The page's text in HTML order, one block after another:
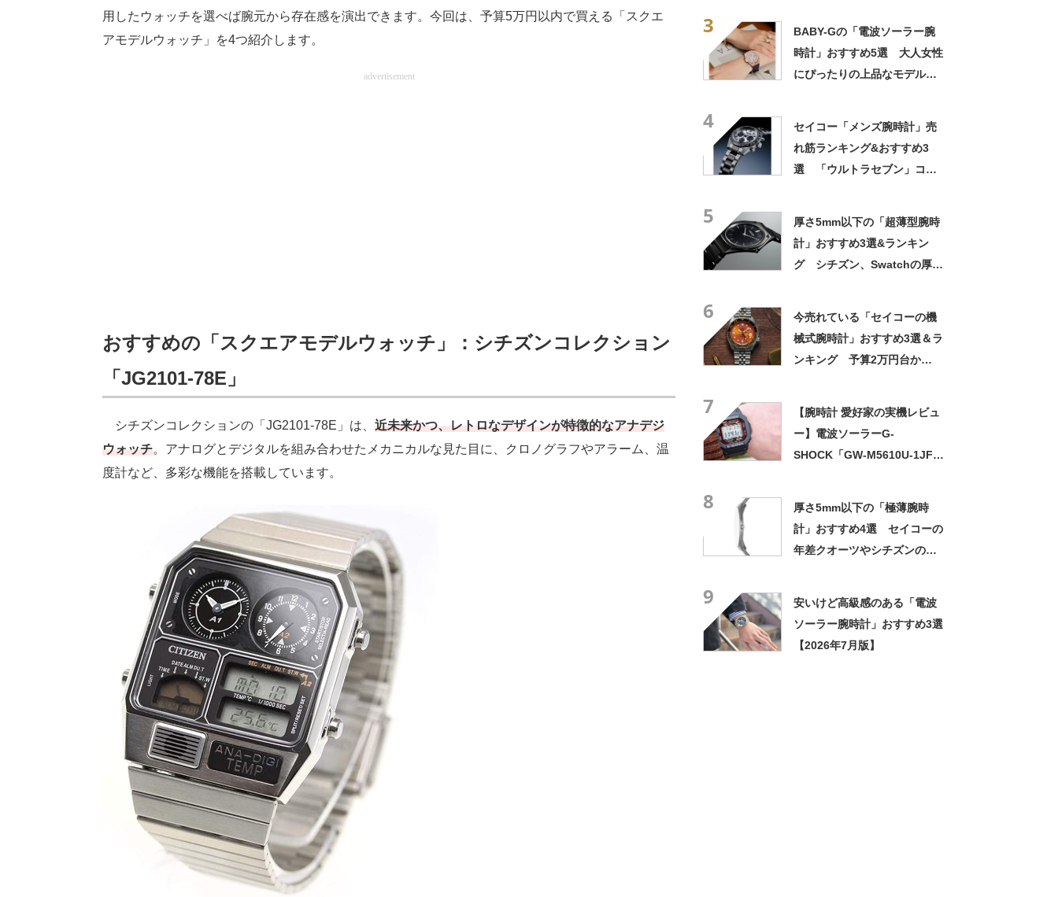
用したウォッチを選べば腕元から存在感を演出できます。今回は、予算5万円以内で買える「スクエ
アモデルウォッチ」を4つ紹介します。
advertisement
おすすめの「スクエアモデルウォッチ」：シチズンコレクション
「JG2101-78E」
シチズンコレクションの「JG2101-78E」は、 近未来かつ、レトロなデザインが特徴的なアナデジ
ウォッチ。アナログとデジタルを組み合わせたメカニカルな見た目に、クロノグラフやアラーム、温
度計など、多彩な機能を搭載しています。
3
BABY-Gの「電波ソーラー腕
時計」おすすめ5選 大人女性
にぴったりの上品なモデル
4
セイコー「メンズ腕時計」売
れ筋ランキング&おすすめ3
選 「ウルトラセブン」コラ
5
厚さ5mm以下の「超薄型腕時
計」おすすめ3選&ランキン
グ シチズン、Swatchの厚さ
6
今売れている「セイコーの機
械式腕時計」おすすめ3選＆ラ
ンキング 予算2万円台か
7
【腕時計 愛好家の実機レビュ
ー】電波ソーラーG-
SHOCK「GW-M5610U-1JF」
8
厚さ5mm以下の「極薄腕時
計」おすすめ4選 セイコーの
年差クオーツやシチズンの厚
9
安いけど高級感のある「電波
ソーラー腕時計」おすすめ3選
【2026年7月版】